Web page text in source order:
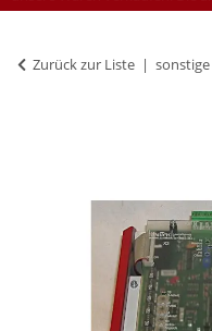
Zurück zur Liste